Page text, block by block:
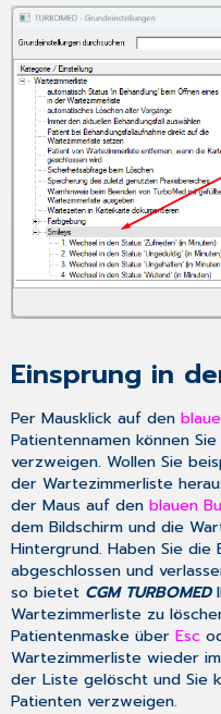
Einsprung in
Per Mausklick auf den
Patientennamen können
verzweigen. Wollen Sie
der Wartezimmerliste
der Maus auf denblauen
dem Bildschirm und die
Hintergrund. Haben Sie die
abgeschlossen und
so bietet CGM TURBOMED
Wartezimmerliste zu
Patientenmaske überEsc
Wartezimmerliste wieder
der Liste gelöscht und Sie
Patienten verzweigen.